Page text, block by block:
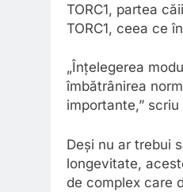
TORC1, partea
TORC1, ceea ce
„Înțelegerea
îmbătrânirea
importante,”
Deși nu ar trebui
longevitate,
de complex care